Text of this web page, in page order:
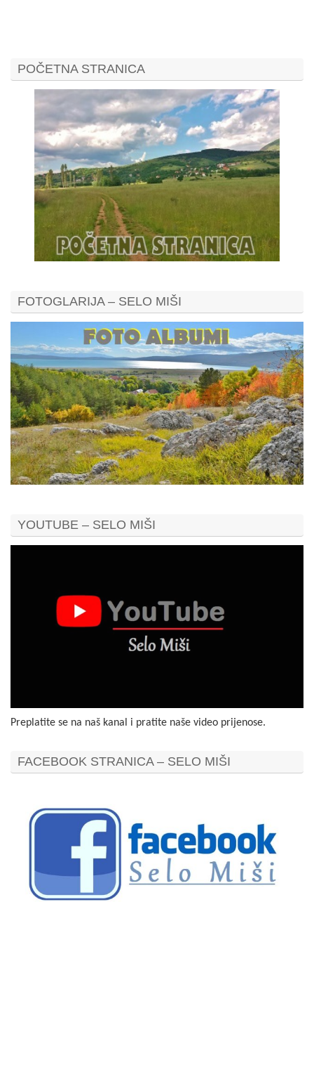
POČETNA STRANICA
FOTOGLARIJA – SELO MIŠI
YOUTUBE – SELO MIŠI
Preplatite se na naš kanal i pratite naše video prijenose.
FACEBOOK STRANICA – SELO MIŠI